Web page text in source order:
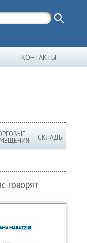
КОНТАКТЫ
СКЛАДЫ
говорят